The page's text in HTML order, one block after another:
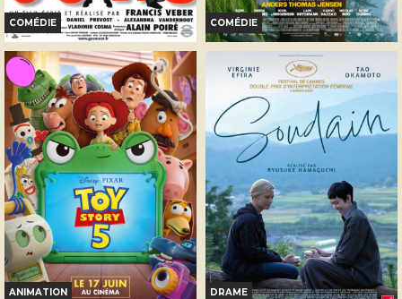
COMÉDIE
LE DÎNER DE CONS
Horaires et Infos
Bande-annonce
Réservation
TOUT PUBLIC
COMÉDIE
THE LAST VIKING
Horaires et Infos
Bande-annonce
Réservation
INT. -12ans
ANIMATION DRAME